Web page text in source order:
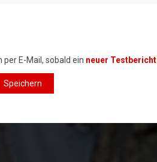
E-Mail, sobald ein neuer Testbericht
Speichern